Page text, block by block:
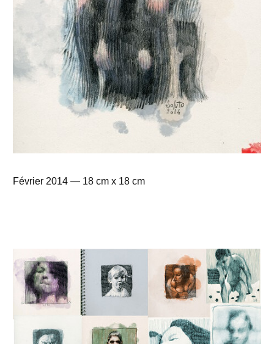
Février 2014 — 18 cm x 18 cm